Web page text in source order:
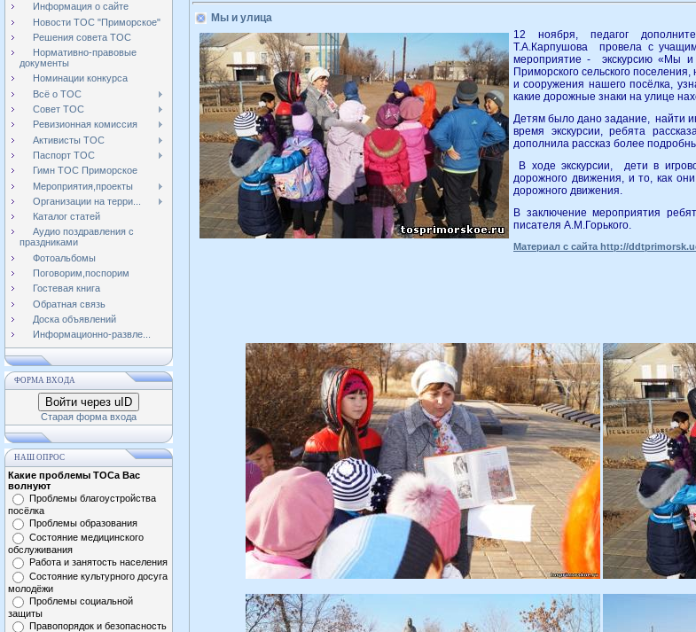
Информация о сайте
Новости ТОС "Приморское"
Решения совета ТОС
Нормативно-правовые
документы
Номинации конкурса
Всё о ТОС
Совет ТОС
Ревизионная комиссия
Активисты ТОС
Паспорт ТОС
Гимн ТОС Приморское
Мероприятия,проекты
Организации на терри...
Каталог статей
Аудио поздравления с
праздниками
Фотоальбомы
Поговорим,поспорим
Гостевая книга
Обратная связь
Доска объявлений
Информационно-развле...
ФОРМА ВХОДА
Войти через uID
Старая форма входа
НАШ ОПРОС
Какие проблемы ТОСа Вас
волнуют
Проблемы благоустройства
посёлка
Проблемы образования
Состояние медицинского
обслуживания
Работа и занятость населения
Состояние культурного досуга
молодёжи
Проблемы социальной
защиты
Правопорядок и безопасность
Мы и улица
12 ноября, педагог
Т.А.Карпушова провела с
мероприятие - экскурсию «Мы и
Приморского сельского
и сооружения нашего посёлка,
какие дорожные знаки на улице
Детям было дано задание, найти
время экскурсии, ребята
дополнила рассказ более
В ходе экскурсии, дети в
дорожного движения, и то, как
дорожного движения.
В заключение мероприятия
писателя А.М.Горького.
Материал с сайта http://